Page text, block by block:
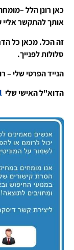
כאן רונן הלל
אותך להתקשר אליי
זה הכל. מכאן כל
סלולות לפנייך.
הנייד הפרטי שלי – רונן הלל
הדוא"ל האישי שלי